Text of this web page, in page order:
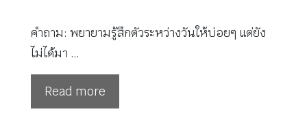
คำถาม: พยายามรู้สึกตัวระหว่างวันให้บ่อยๆ แต่ยัง
ไม่ได้มา …
Read more